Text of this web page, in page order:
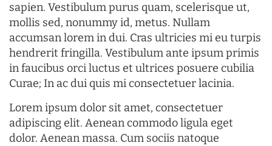
sapien. Vestibulum purus quam, scelerisque ut,
mollis sed, nonummy id, metus. Nullam
accumsan lorem in dui. Cras ultricies mi eu turpis
hendrerit fringilla. Vestibulum ante ipsum primis
in faucibus orci luctus et ultrices posuere cubilia
Curae; In ac dui quis mi consectetuer lacinia.
Lorem ipsum dolor sit amet, consectetuer
adipiscing elit. Aenean commodo ligula eget
dolor. Aenean massa. Cum sociis natoque